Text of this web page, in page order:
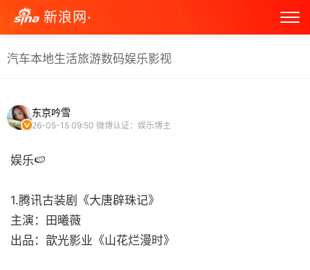
新浪网·
汽车本地生活旅游数码娱乐影视
东京吟雪
26-05-15 09:50 微博认证：娱乐博主
娱乐🍉
1.腾讯古装剧《大唐辟珠记》
主演：田曦薇
出品：歆光影业《山花烂漫时》 ​​​